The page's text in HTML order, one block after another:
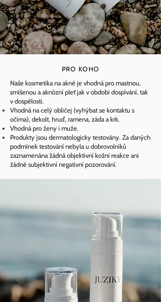
PRO KOHO
Naše kosmetika na akné je vhodná pro mastnou,
smíšenou a aknózní pleť jak v období dospívání, tak
v dospělosti.​
Vhodná na celý obličej (vyhýbat se kontaktu s
očima), dekolt, hruď, ramena, záda a krk.
Vhodná pro ženy i muže.
Produkty jsou dermatologicky testovány. Za daných
podmínek testování nebyla u dobrovolníků
zaznamenána žádná objektivní kožní reakce ani
žádné subjektivní negativní pozorování.